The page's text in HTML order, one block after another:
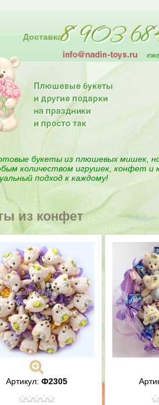
Доставка
букеты из плюшевых мишек,
количеством игрушек, конфет и
подход к каждому!
из конфет
Артикул:Ф2305